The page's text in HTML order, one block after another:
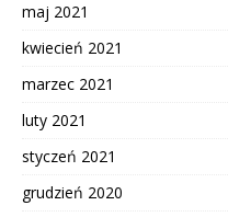
maj 2021
kwiecień 2021
marzec 2021
luty 2021
styczeń 2021
grudzień 2020